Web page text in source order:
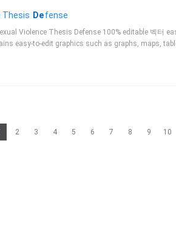
Thesis Defense
Violence Thesis Defense 100% editable 벡터
easy-to-edit graphics such as graphs, maps,
2 3 4 5 6 7 8 9 10